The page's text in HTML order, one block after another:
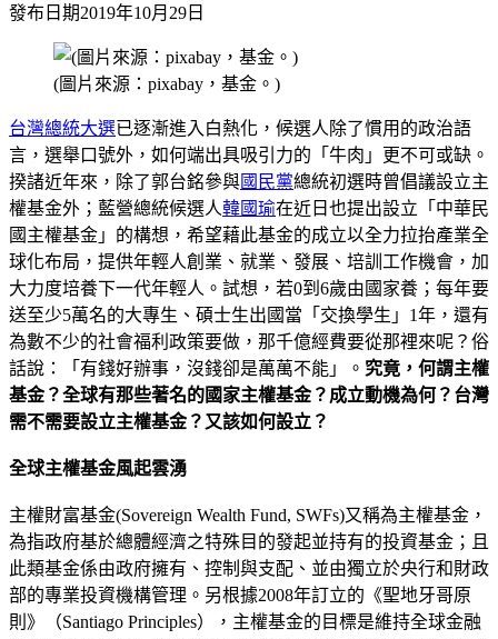
發布日期2019年10月29日
(圖片來源：pixabay，基金。)
台灣總統大選已逐漸進入白熱化，候選人除了慣用的政治語
言，選舉口號外，如何端出具吸引力的「牛肉」更不可或缺。
揆諸近年來，除了郭台銘參與國民黨總統初選時曾倡議設立主
權基金外；藍營總統候選人韓國瑜在近日也提出設立「中華民
國主權基金」的構想，希望藉此基金的成立以全力拉抬產業全
球化布局，提供年輕人創業、就業、發展、培訓工作機會，加
大力度培養下一代年輕人。試想，若0到6歲由國家養；每年要
送至少5萬名的大專生、碩士生出國當「交換學生」1年，還有
為數不少的社會福利政策要做，那千億經費要從那裡來呢？俗
話說：「有錢好辦事，沒錢卻是萬萬不能」。 究竟，何謂主權
基金？全球有那些著名的國家主權基金？成立動機為何？台灣
需不需要設立主權基金？又該如何設立？
全球主權基金風起雲湧
主權財富基金(Sovereign Wealth Fund, SWFs)又稱為主權基金，
為指政府基於總體經濟之特殊目的發起並持有的投資基金；且
此類基金係由政府擁有、控制與支配、並由獨立於央行和財政
部的專業投資機構管理。另根據2008年訂立的《聖地牙哥原
則》（Santiago Principles），主權基金的目標是維持全球金融